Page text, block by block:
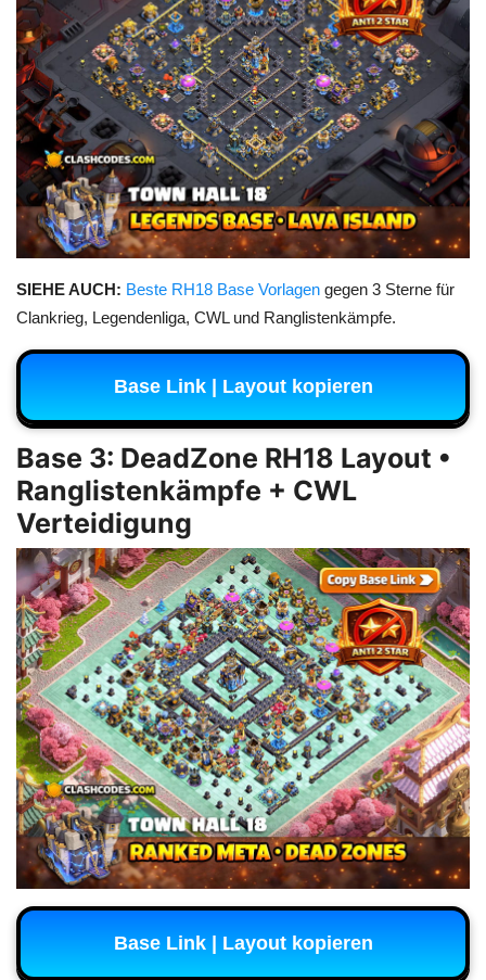
SIEHE AUCH: Beste RH18 Base Vorlagen gegen 3 Sterne für
Clankrieg, Legendenliga, CWL und Ranglistenkämpfe.
Base Link | Layout kopieren
Base 3: DeadZone RH18 Layout •
Ranglistenkämpfe + CWL
Verteidigung
Base Link | Layout kopieren